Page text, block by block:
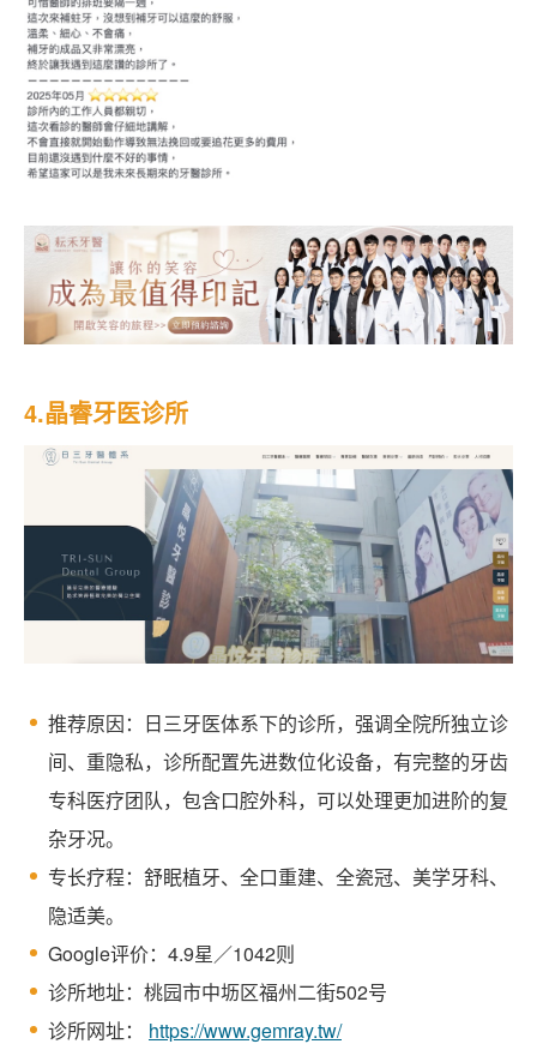
4.晶睿牙医诊所
推荐原因：日三牙医体系下的诊所，强调全院所独立诊
间、重隐私，诊所配置先进数位化设备，有完整的牙齿
专科医疗团队，包含口腔外科，可以处理更加进阶的复
杂牙况。
专长疗程：舒眠植牙、全口重建、全瓷冠、美学牙科、
隐适美。
Google评价：4.9星／1042则
诊所地址：桃园市中坜区福州二街502号
诊所网址： https://www.gemray.tw/